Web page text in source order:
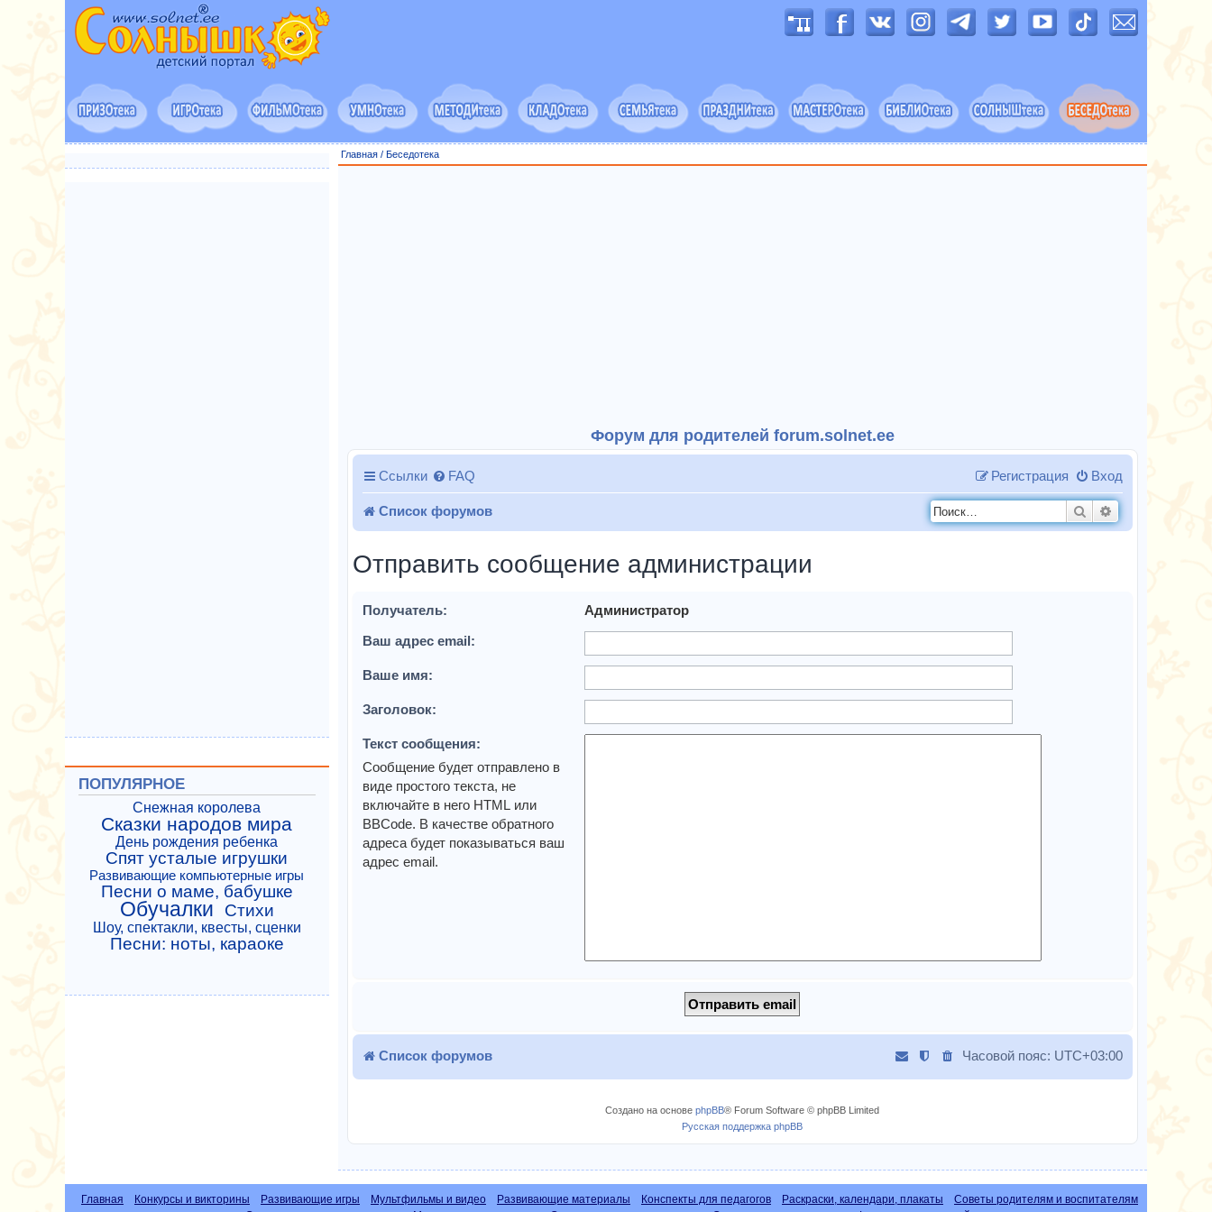
Главная/ Беседотека
Форум для родителей forum.solnet.ee
Ссылки FAQ Вход
Регистрация
Список форумов Поиск
Отправить сообщение администрации
Получатель:
Администратор
Ваш адрес email:
Ваше имя:
Заголовок:
Текст сообщения:
Сообщение будет отправлено в
виде простого текста, не
включайте в него HTML или
BBCode. В качестве обратного
адреса будет показываться ваш
адрес email.
Список форумов Часовой пояс: UTC+03:00
Создано на основеphpBB® Forum Software © phpBB Limited
Русская поддержка phpBB
ПОПУЛЯРНОЕ
Снежная королева
Сказки народов мира
День рождения ребенка
Спят усталые игрушки
Развивающие компьютерные игры
Песни о маме, бабушке
Обучалки Стихи
Шоу, спектакли, квесты, сценки
Песни: ноты, караоке
Главная Конкурсы и викторины Развивающие игры Мультфильмы и видео Развивающие материалы Конспекты для педагогов Раскраски, календари, плакаты
Советы родителям и воспитателям